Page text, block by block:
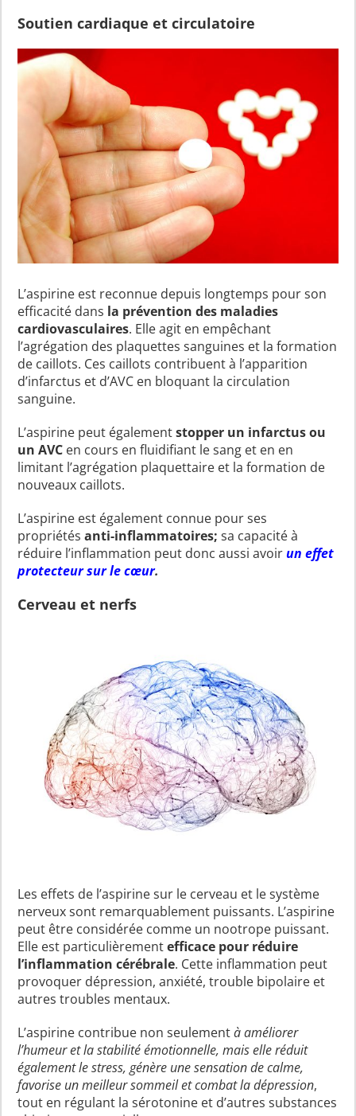
Soutien cardiaque et circulatoire
L’aspirine est reconnue depuis longtemps pour son
efficacité dans la prévention des maladies
cardiovasculaires. Elle agit en empêchant
l’agrégation des plaquettes sanguines et la formation
de caillots. Ces caillots contribuent à l’apparition
d’infarctus et d’AVC en bloquant la circulation
sanguine.
L’aspirine peut égalementstopper un infarctus ou
un AVC en cours en fluidifiant le sang et en en
limitant l’agrégation plaquettaire et la formation de
nouveaux caillots.
L’aspirine est également connue pour ses
propriétésanti-inflammatoires; sa capacité à
réduire l’inflammation peut donc aussi avoirun effet
protecteur sur le cœur.
Cerveau et nerfs
Les effets de l’aspirine sur le cerveau et le système
nerveux sont remarquablement puissants. L’aspirine
peut être considérée comme un nootrope puissant.
Elle est particulièrementefficace pour réduire
l’inflammation cérébrale. Cette inflammation peut
provoquer dépression, anxiété, trouble bipolaire et
autres troubles mentaux.
L’aspirine contribue non seulementà améliorer
l’humeur et la stabilité émotionnelle, mais elle réduit
également le stress, génère une sensation de calme,
favorise un meilleur sommeil et combat la dépression,
tout en régulant la sérotonine et d’autres substances